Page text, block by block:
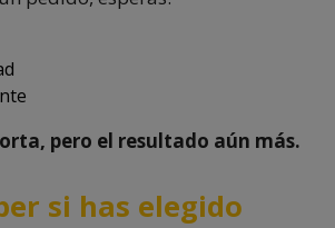
pero el resultado aún más.
si has elegido